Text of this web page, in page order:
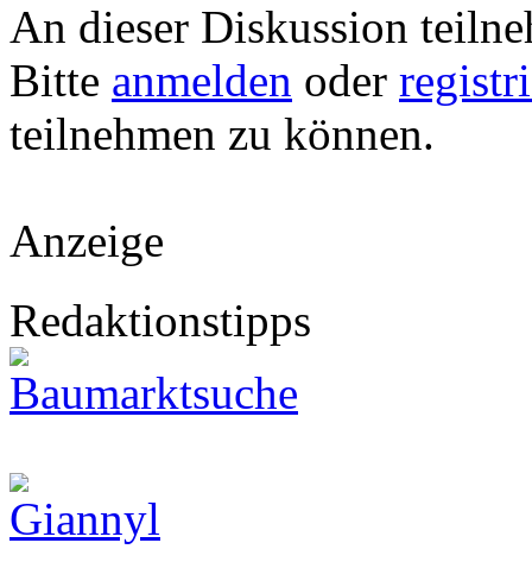
An dieser Diskussion
Bitte anmelden oder
teilnehmen zu können.
Anzeige
Redaktionstipps